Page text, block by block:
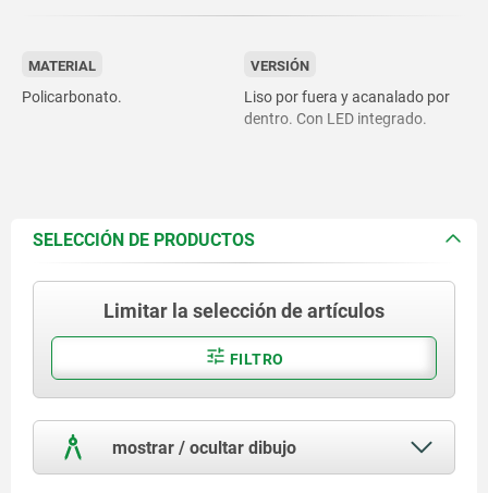
MATERIAL
Policarbonato.
VERSIÓN
Liso por fuera y acanalado por
dentro. Con LED integrado.
SELECCIÓN DE PRODUCTOS
Limitar la selección de artículos
FILTRO
mostrar / ocultar dibujo